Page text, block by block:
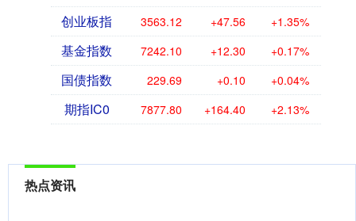
创业板指 3563.12 +47.56 +1.35%
基金指数 7242.10 +12.30 +0.17%
国债指数 229.69 +0.10 +0.04%
期指IC0 7877.80 +164.40 +2.13%
热点资讯